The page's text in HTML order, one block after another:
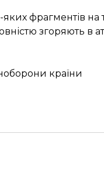
фрагментів на
згоряють в
країни